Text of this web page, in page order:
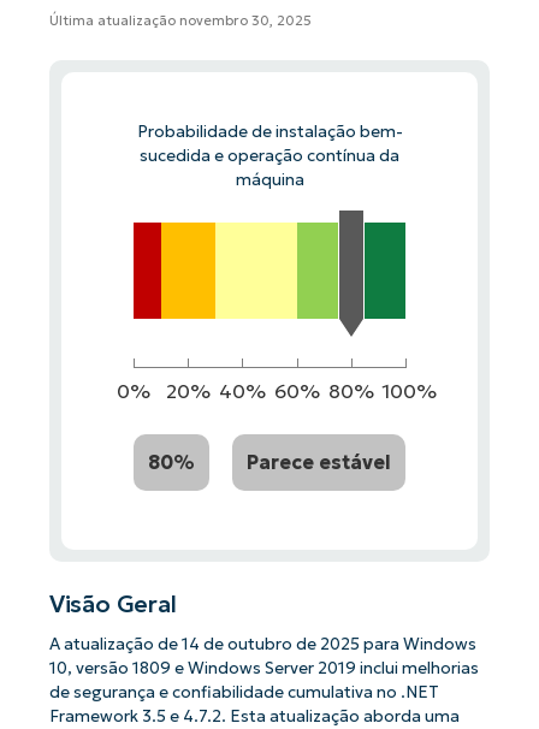
Última atualização novembro 30, 2025
Probabilidade de instalação bem-
sucedida e operação contínua da
máquina
0% 20% 40% 60% 80% 100%
80% Parece estável
Visão Geral
A atualização de 14 de outubro de 2025 para Windows
10, versão 1809 e Windows Server 2019 inclui melhorias
de segurança e confiabilidade cumulativa no .NET
Framework 3.5 e 4.7.2. Esta atualização aborda uma